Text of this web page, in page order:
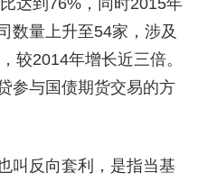
达到76%，同时2015年
数量上升至54家，涉及
较2014年增长近三倍。
参与国债期货交易的方
反向套利，是指当基